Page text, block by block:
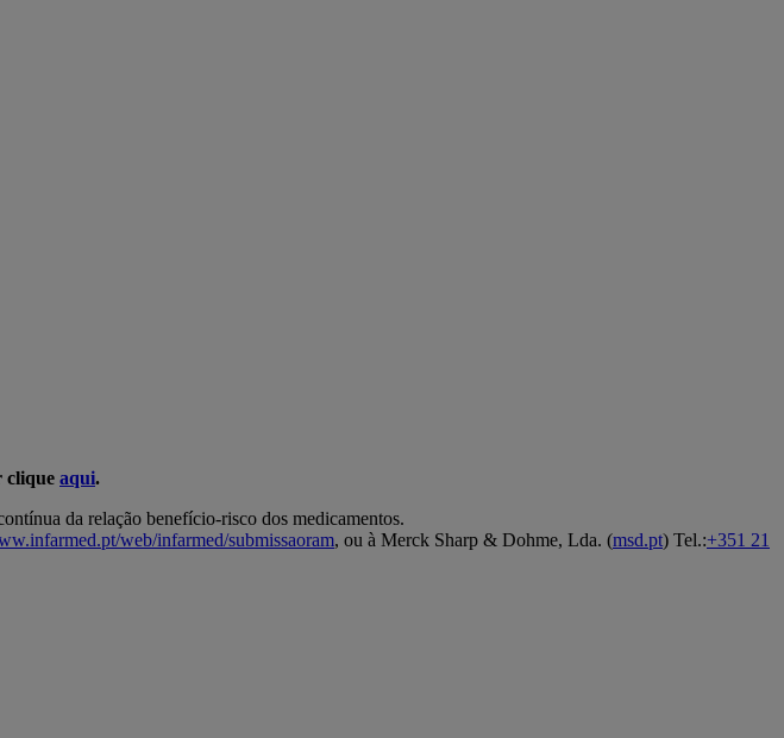
clique aqui.
da relação benefício-risco dos medicamentos.
web/infarmed/submissaoram, ou à Merck Sharp & Dohme, Lda. (msd.pt) Tel.:+351 21